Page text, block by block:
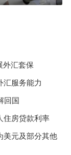
元走势及影响因素
外汇套保
汇服务能力
回国
住房贷款利率
美元及部分其他